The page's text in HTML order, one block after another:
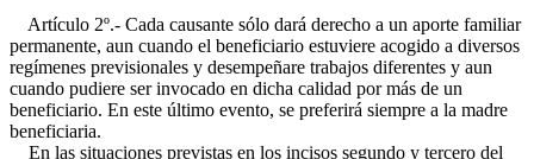
Artículo 2º.- Cada causante sólo dará derecho a un aporte familiar
permanente, aun cuando el beneficiario estuviere acogido a diversos
regímenes previsionales y desempeñare trabajos diferentes y aun
cuando pudiere ser invocado en dicha calidad por más de un
beneficiario. En este último evento, se preferirá siempre a la madre
beneficiaria.
En las situaciones previstas en los incisos segundo y tercero del